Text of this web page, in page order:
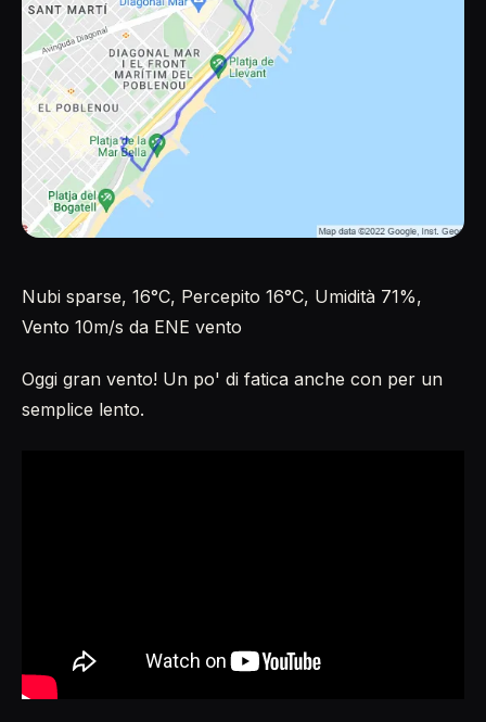
Nubi sparse, 16°C, Percepito 16°C, Umidità 71%,
Vento 10m/s da ENE vento
Oggi gran vento! Un po' di fatica anche con per un
semplice lento.